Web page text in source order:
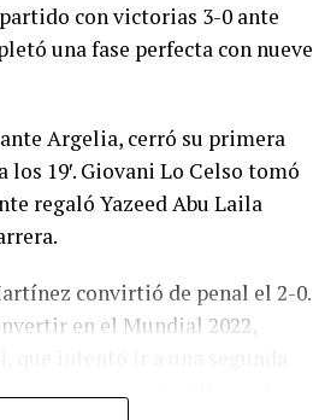
con victorias 3-0 ante
una fase perfecta con nueve
Argelia, cerró su primera
19′. Giovani Lo Celso tomó
regaló Yazeed Abu Laila
convirtió de penal el 2-0.
en el Mundial 2022,
pero se terminó llevando una